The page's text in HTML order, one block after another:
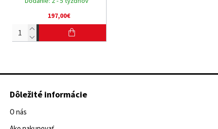
197,00€
Dôležité informácie
O nás